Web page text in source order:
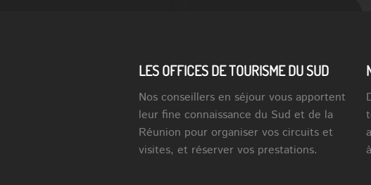
LES OFFICES DE TOURISME DU SUD
Nos conseillers en séjour vous apportent
leur fine connaissance du Sud et de la
Réunion pour organiser vos circuits et
visites, et réserver vos prestations.